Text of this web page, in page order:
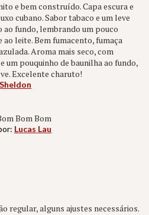
e bem construído. Capa escura e
cubano. Sabor tabaco e um leve
ao fundo, lembrando um pouco
leite. Bem fumacento, fumaça
Aroma mais seco, com
um pouquinho de baunilha ao fundo,
Excelente charuto!
Bom Bom
Lucas Lau
regular, alguns ajustes necessários.